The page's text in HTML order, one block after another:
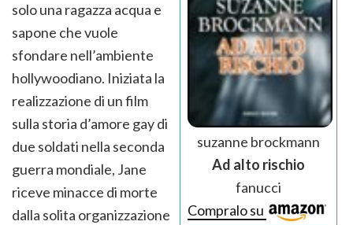
suzanne brockmann
Ad alto rischio
fanucci
Compralo su
solo una ragazza acqua e
sapone che vuole
sfondare nell’ambiente
hollywoodiano. Iniziata la
realizzazione di un film
sulla storia d’amore gay di
due soldati nella seconda
guerra mondiale, Jane
riceve minacce di morte
dalla solita organizzazione